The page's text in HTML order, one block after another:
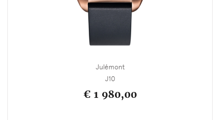
Julémont
J10
€ 1 980,00